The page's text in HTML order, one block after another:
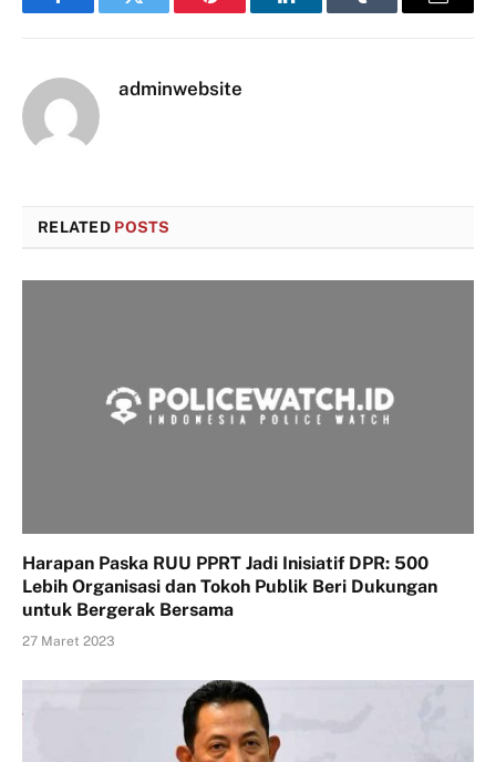
FacebookTwitter Pinterest LinkedInTumblr Email
adminwebsite
RELATED POSTS
Harapan Paska RUU PPRT Jadi Inisiatif DPR: 500
Lebih Organisasi dan Tokoh Publik Beri Dukungan
untuk Bergerak Bersama
27 Maret 2023